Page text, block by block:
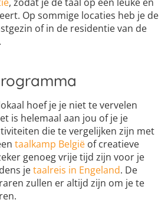
Op sommige locaties heb je de
of in de residentie van de
hoef je je niet te vervelen
is helemaal aan jou of je je
die te vergelijken zijn met
taalkamp België of creatieve
genoeg vrije tijd zijn voor je
jetaalreis in Engeland. De
zullen er altijd zijn om je te